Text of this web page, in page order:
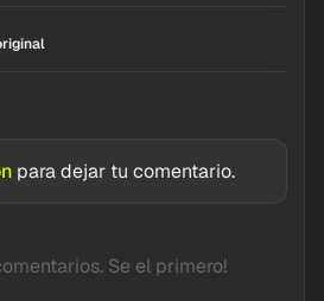
para dejar tu comentario.
Se el primero!